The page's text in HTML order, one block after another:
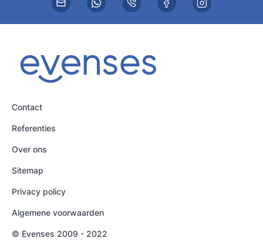
Contact
Referenties
Over ons
Sitemap
Privacy policy
Algemene voorwaarden
© Evenses 2009 - 2022